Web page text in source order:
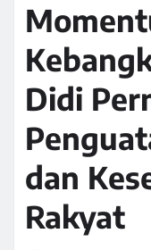
Didi
dan
Rakyat